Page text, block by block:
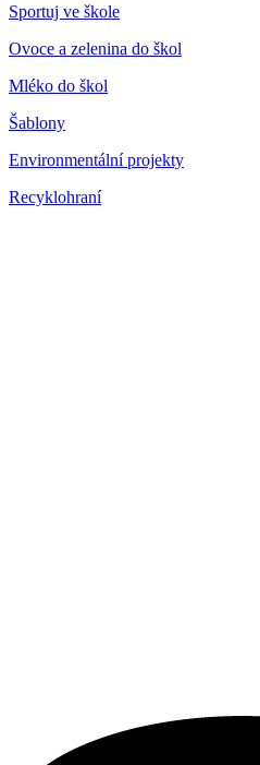
Sportuj ve škole
Ovoce a zelenina do škol
Mléko do škol
Šablony
Environmentální projekty
Recyklohraní